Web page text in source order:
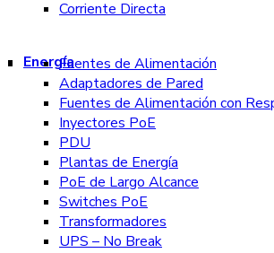
Corriente Directa
EnergíaFuentes de Alimentación
Adaptadores de Pared
Fuentes de Alimentación con
Inyectores PoE
PDU
Plantas de Energía
PoE de Largo Alcance
Switches PoE
Transformadores
UPS – No Break